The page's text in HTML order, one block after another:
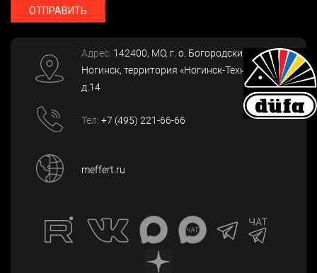
ОТПРАВИТЬ
Адрес: 142400, МО, г. о. Богородский, г.
Ногинск, территория «Ногинск-Технопарк»,
д.14
Тел: +7 (495) 221-66-66
meffert.ru